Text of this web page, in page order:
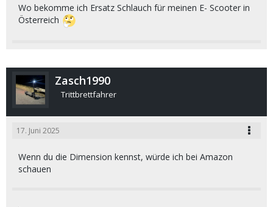
Wo bekomme ich Ersatz Schlauch für meinen E- Scooter in
Österreich
Zasch1990
Trittbrettfahrer
17. Juni 2025
Wenn du die Dimension kennst, würde ich bei Amazon
schauen